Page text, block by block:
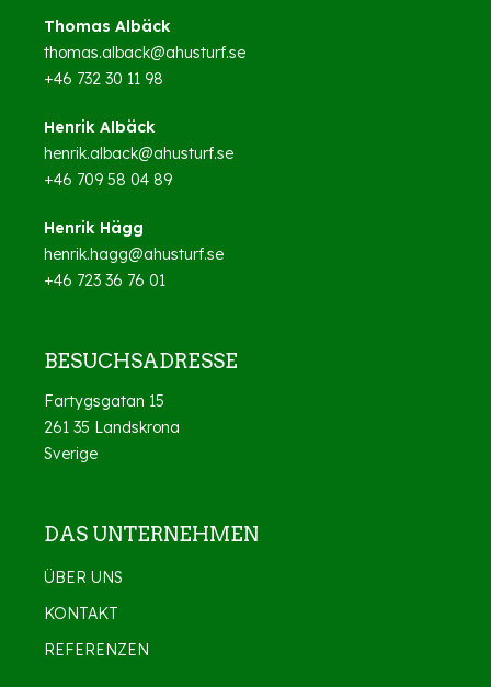
Thomas Albäck
thomas.alback@ahusturf.se
+46 732 30 11 98
Henrik Albäck
henrik.alback@ahusturf.se
+46 709 58 04 89
Henrik Hägg
henrik.hagg@ahusturf.se
+46 723 36 76 01
BESUCHSADRESSE
Fartygsgatan 15
261 35 Landskrona
Sverige
DAS UNTERNEHMEN
ÜBER UNS
KONTAKT
REFERENZEN